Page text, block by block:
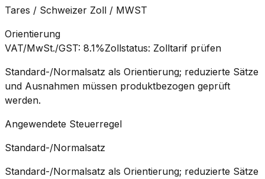
Tares / Schweizer Zoll / MWST
Orientierung
VAT/MwSt./GST: 8.1%Zollstatus: Zolltarif prüfen
Standard-/Normalsatz als Orientierung; reduzierte Sätze
und Ausnahmen müssen produktbezogen geprüft
werden.
Angewendete Steuerregel
Standard-/Normalsatz
Standard-/Normalsatz als Orientierung; reduzierte Sätze